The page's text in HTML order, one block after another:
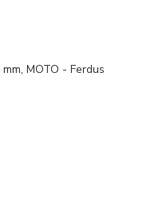
MOTO - Ferdus